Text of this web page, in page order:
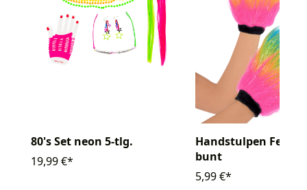
80's Set neon 5-tlg.
19,99 €*
Handstulpen Fell
bunt
5,99 €*